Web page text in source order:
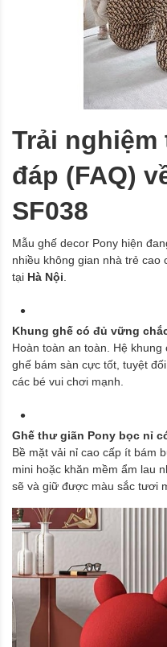
Trải
đáp (FAQ)
SF038
Mẫu ghế decor Pony hiện
nhiều không gian nhà trẻ cao
tại Hà Nội.
Khung ghế có đủ vững
Hoàn toàn an toàn. Hệ
ghế bám sàn cực tốt, tuyệt
các bé vui chơi mạnh.
Ghế thư giãn Pony bọc nỉ
Bề mặt vải nỉ cao cấp ít bám
mini hoặc khăn mềm ẩm lau
sẽ và giữ được màu sắc tươi